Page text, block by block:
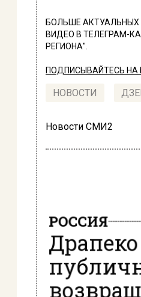
БОЛЬШЕ
ВИДЕО В ТЕЛЕГРАМ-
РЕГИОНА".
ПОДПИСЫВАЙТЕСЬ НА
НОВОСТИ
Новости СМИ2
РОССИЯ